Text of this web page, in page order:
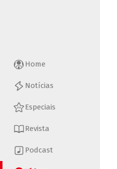
Home
Notícias
Especiais
Revista
Podcast